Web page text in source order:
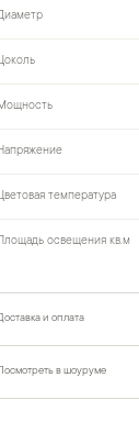
температура
освещения кв.м
и оплата
в шоуруме